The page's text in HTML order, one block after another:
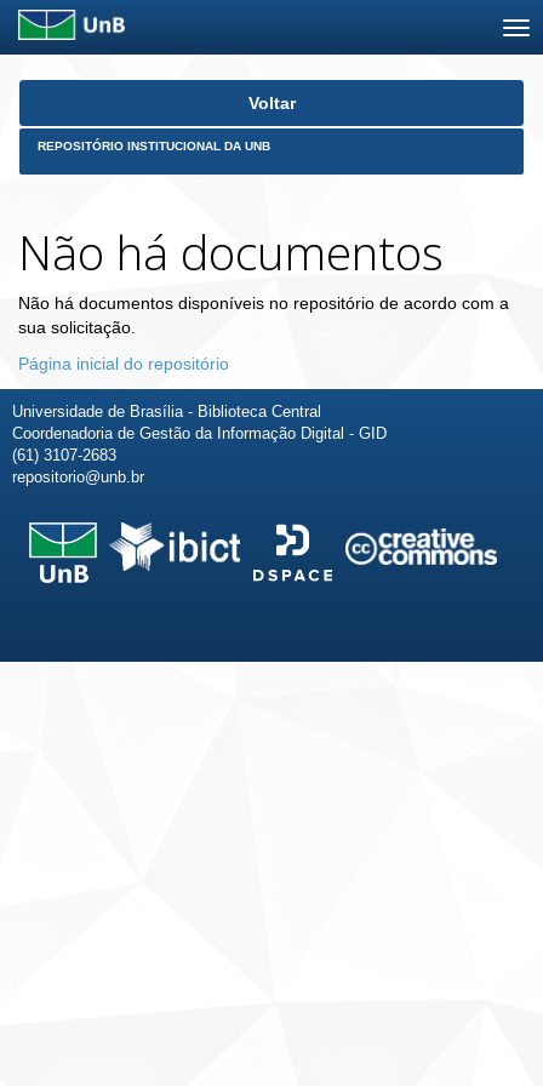
Skip
Voltar
REPOSITÓRIO INSTITUCIONAL DA UNB
Não há documentos
Não há documentos disponíveis no repositório de acordo com a
sua solicitação.
Página inicial do repositório
Universidade de Brasília - Biblioteca Central
Coordenadoria de Gestão da Informação Digital - GID
(61) 3107-2683
repositorio@unb.br